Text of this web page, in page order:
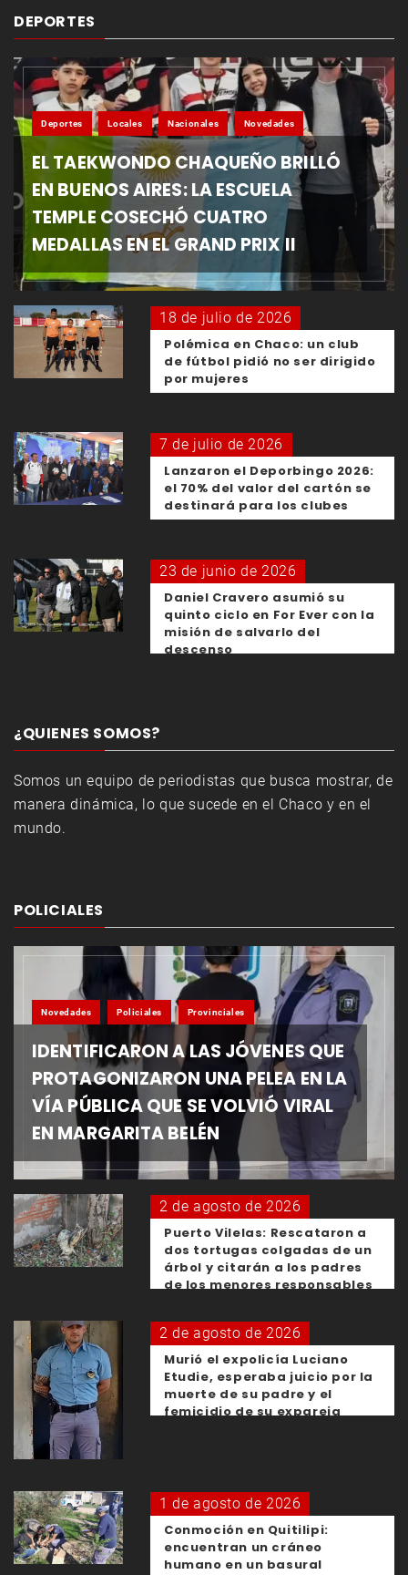
DEPORTES
Deportes Locales Nacionales Novedades
EL TAEKWONDO CHAQUEÑO BRILLÓ
EN BUENOS AIRES: LA ESCUELA
TEMPLE COSECHÓ CUATRO
MEDALLAS EN EL GRAND PRIX II
18 de julio de 2026
Polémica en Chaco: un club
de fútbol pidió no ser dirigido
por mujeres
7 de julio de 2026
Lanzaron el Deporbingo 2026:
el 70% del valor del cartón se
destinará para los clubes
23 de junio de 2026
Daniel Cravero asumió su
quinto ciclo en For Ever con la
misión de salvarlo del
descenso
¿QUIENES SOMOS?
Somos un equipo de periodistas que busca mostrar, de
manera dinámica, lo que sucede en el Chaco y en el
mundo.
POLICIALES
Novedades Policiales Provinciales
IDENTIFICARON A LAS JÓVENES QUE
PROTAGONIZARON UNA PELEA EN LA
VÍA PÚBLICA QUE SE VOLVIÓ VIRAL
EN MARGARITA BELÉN
2 de agosto de 2026
Puerto Vilelas: Rescataron a
dos tortugas colgadas de un
árbol y citarán a los padres
de los menores responsables
2 de agosto de 2026
Murió el expolicía Luciano
Etudie, esperaba juicio por la
muerte de su padre y el
femicidio de su expareja
1 de agosto de 2026
Conmoción en Quitilipi:
encuentran un cráneo
humano en un basural